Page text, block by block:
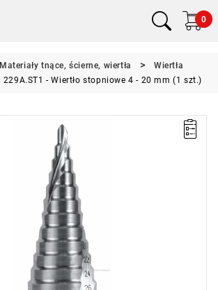
0
Materiały tnące, ścierne, wiertła
Wiertła
229A.ST1 - Wiertło stopniowe 4 - 20 mm (1 szt.)